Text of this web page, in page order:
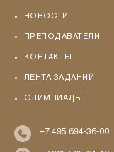
НОВОСТИ
ПРЕПОДАВАТЕЛИ
КОНТАКТЫ
ЛЕНТА ЗАДАНИЙ
ОЛИМПИАДЫ
+7 495 694-36-00